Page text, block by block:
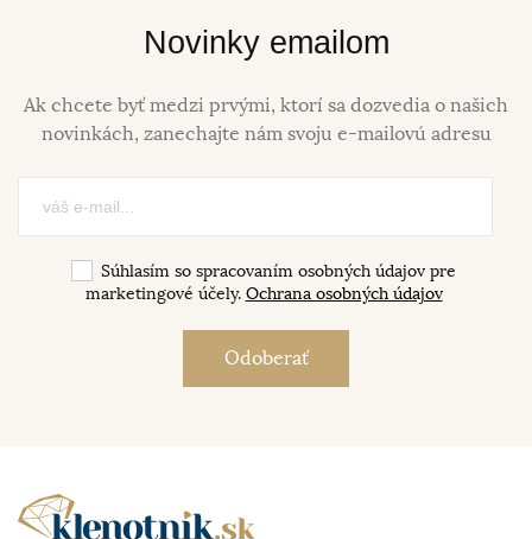
Novinky emailom
Ak chcete byť medzi prvými, ktorí sa dozvedia o našich
novinkách, zanechajte nám svoju e-mailovú adresu
Súhlasím so spracovaním osobných údajov pre
marketingové účely. Ochrana osobných údajov